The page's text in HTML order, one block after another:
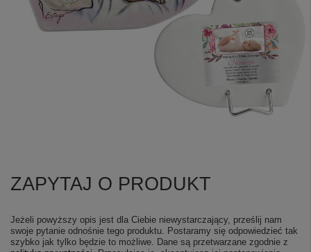
ZAPYTAJ O PRODUKT
Jeżeli powyższy opis jest dla Ciebie niewystarczający, prześlij nam
swoje pytanie odnośnie tego produktu. Postaramy się odpowiedzieć tak
szybko jak tylko będzie to możliwe. Dane są przetwarzane zgodnie z